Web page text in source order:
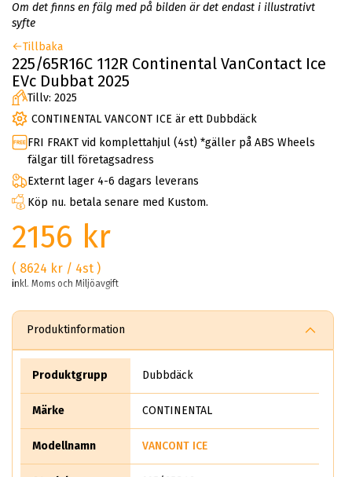
Om det finns en fälg med på bilden är det endast i illustrativt
syfte
Tillbaka
225/65R16C 112R Continental VanContact Ice
EVc Dubbat 2025
Tillv: 2025
CONTINENTAL VANCONT ICE är ett Dubbdäck
FRI FRAKT vid komplettahjul (4st) *gäller på ABS Wheels
fälgar till företagsadress
Externt lager 4-6 dagars leverans
Köp nu. betala senare med Kustom.
2156 kr
( 8624 kr / 4st )
inkl. Moms och Miljöavgift
Produktinformation
Produktgrupp Dubbdäck
Märke CONTINENTAL
Modellnamn VANCONT ICE